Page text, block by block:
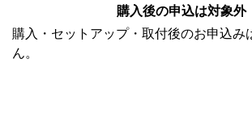
購入後の申込は対象外
購入・セットアップ・取付後のお申込み
ん。